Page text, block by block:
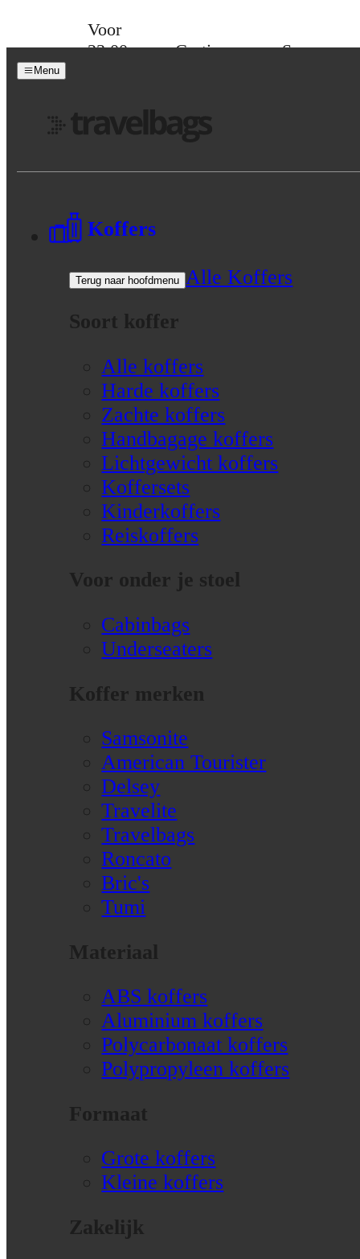
Voor
23:00
Gratis
Spaar
Menu
Koffers
Terug naar hoofdmenu
Alle Koffers
Soort koffer
Alle koffers
Harde koffers
Zachte koffers
Handbagage koffers
Lichtgewicht koffers
Koffersets
Kinderkoffers
Reiskoffers
Voor onder je stoel
Cabinbags
Underseaters
Koffer merken
Samsonite
American Tourister
Delsey
Travelite
Travelbags
Roncato
Bric's
Tumi
Materiaal
ABS koffers
Aluminium koffers
Polycarbonaat koffers
Polypropyleen koffers
Formaat
Grote koffers
Kleine koffers
Zakelijk